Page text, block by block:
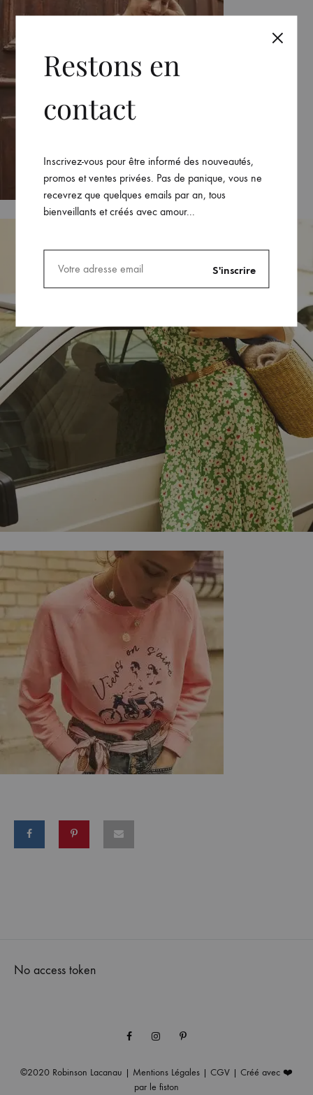
No access token
FacebookInstagramPinterest
©2020 Robinson Lacanau | Mentions Légales | CGV | Créé avec ❤️
par le fiston
Restons en
contact
Inscrivez-vous pour être informé des nouveautés,
promos et ventes privées. Pas de panique, vous ne
recevrez que quelques emails par an, tous
bienveillants et créés avec amour...